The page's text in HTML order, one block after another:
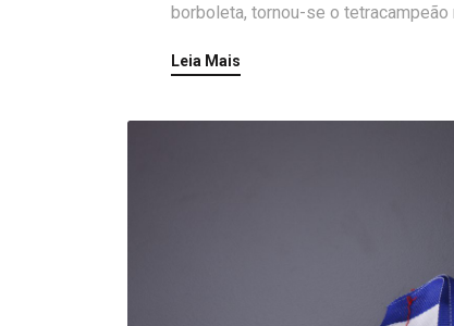
borboleta, tornou-se o tetracampeão
Leia Mais